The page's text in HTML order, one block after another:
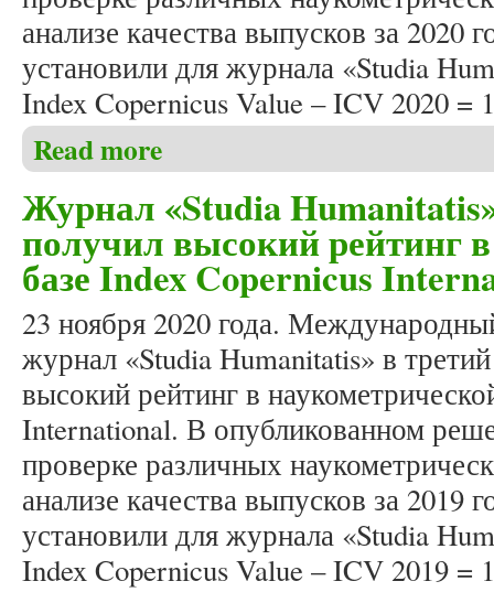
анализе качества выпусков за 2020
установили для журнала «Studia
Index Copernicus Value – ICV 2020 =
Read more
Журнал «Studia
получил высокий рейтинг
базе Index Copernicus
23 ноября 2020 года.
журнал «Studia Humanitatis» в
высокий рейтинг в
International. В опубликованном
проверке различных
анализе качества выпусков за 2019
установили для журнала «Studia
Index Copernicus Value – ICV 2019 =